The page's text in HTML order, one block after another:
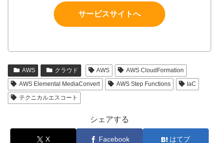
サービスサイトへ
AWS クラウド AWS
AWS CloudFormation
AWS Elemental MediaConvert
AWS Step Functions
IaC
テクニカルエスコート
シェアする
X Facebook はてブ